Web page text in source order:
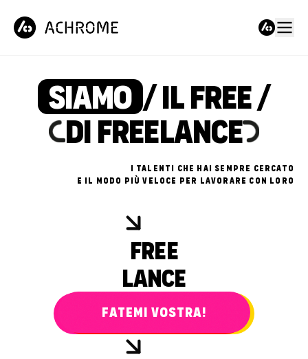
ACHROME — IL TALENT POOL PER FREELANCE CREATIVI E AZIENDE
SIAMO / IL FREE /
DI FREELANCE
I TALENTI CHE HAI SEMPRE CERCATO
E IL MODO PIÙ VELOCE PER LAVORARE CON LORO
FREE
LANCE
FATEMI VOSTRA!